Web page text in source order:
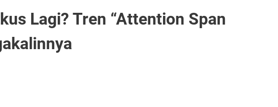
Lagi? Tren “Attention Span